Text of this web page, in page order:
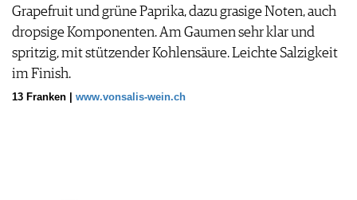
Grapefruit und grüne Paprika, dazu grasige Noten, auch
dropsige Komponenten. Am Gaumen sehr klar und
spritzig, mit stützender Kohlensäure. Leichte Salzigkeit
im Finish.
13 Franken | www.vonsalis-wein.ch